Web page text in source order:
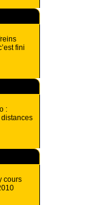
fini
:
cours